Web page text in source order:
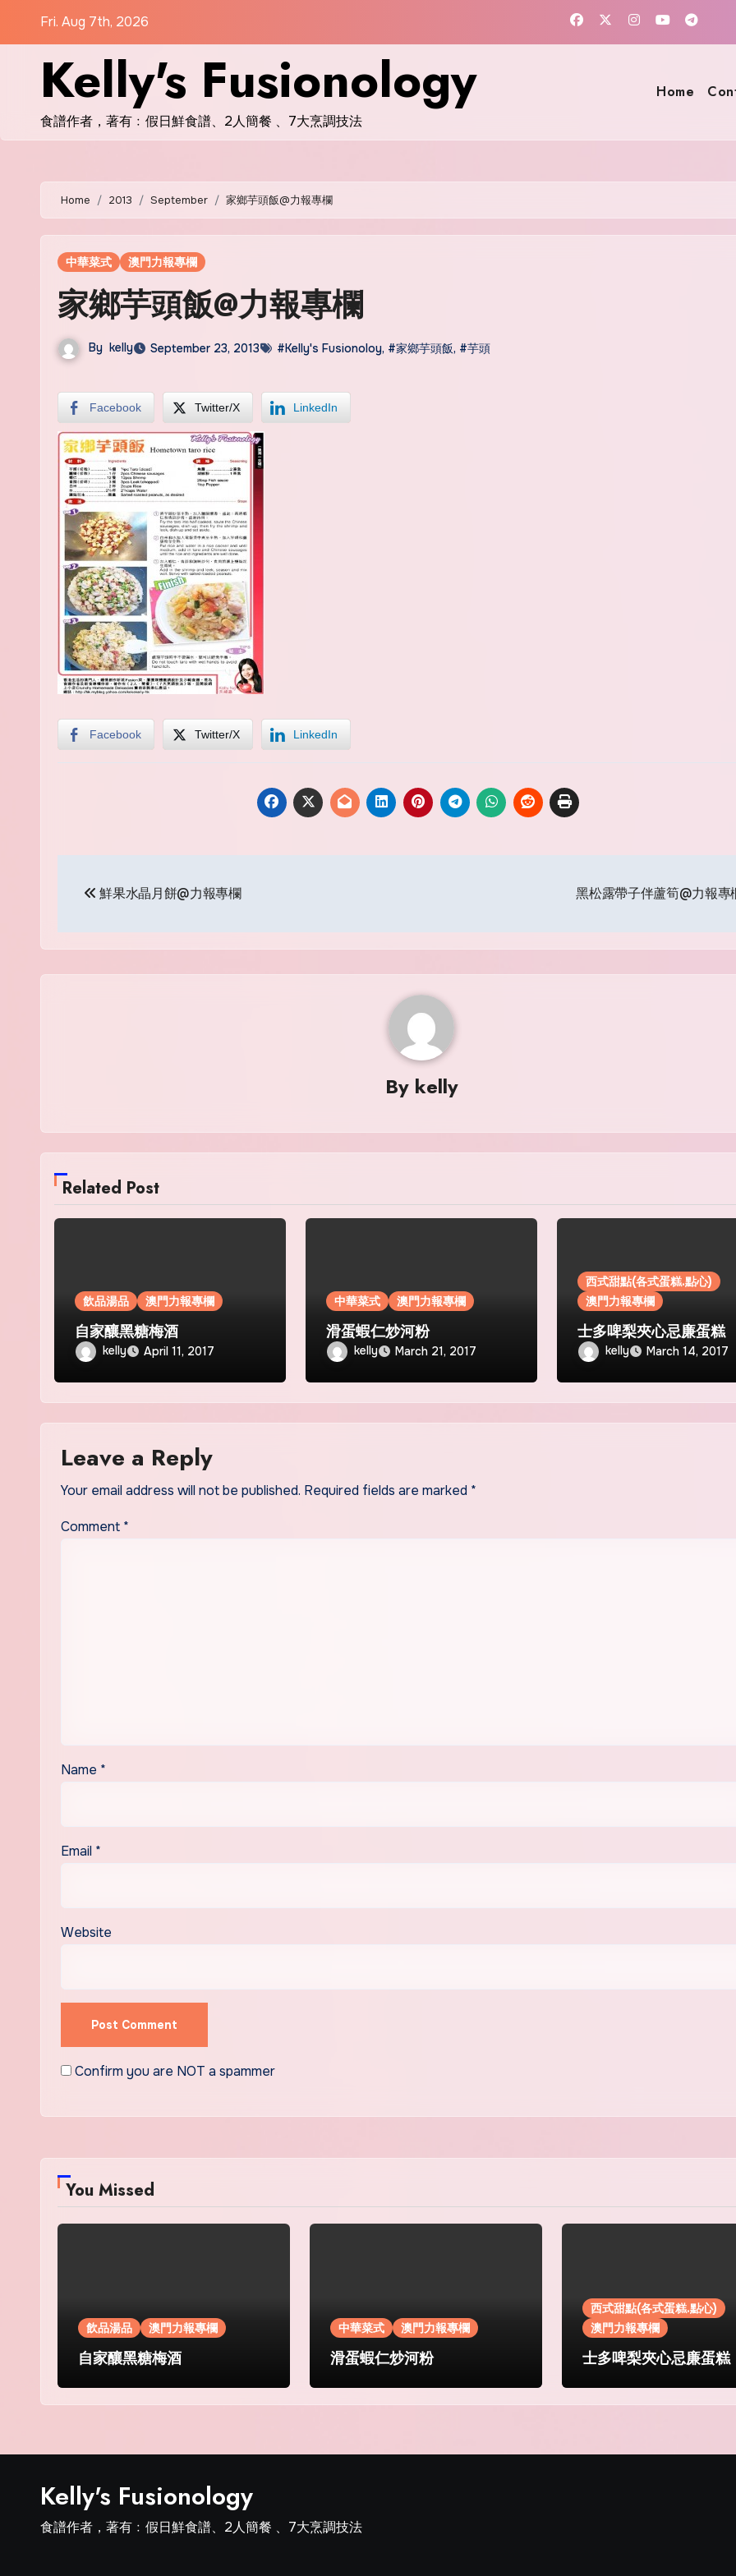
Fri. Aug 7th, 2026
Kelly's Fusionology
食譜作者，著有﹕假日鮮食譜、2人簡餐 、7大烹調技法
Home
Home 2013 September 家鄉芋頭飯@力報專欄
中華菜式 澳門力報專欄
家鄉芋頭飯@力報專欄
By kelly September 23, 2013 #Kelly's Fusionoloy, #家鄉芋頭飯, #芋頭
Facebook Twitter/X LinkedIn
Facebook Twitter/X LinkedIn
navigation
鮮果水晶月餅@力報專欄 黑松露帶子伴蘆筍@力報
By kelly
Related Post
飲品湯品 澳門力報專欄
自家釀黑糖梅酒
kelly April 11, 2017
中華菜式 澳門力報專欄
滑蛋蝦仁炒河粉
kelly March 21, 2017
西式甜點(各式蛋糕.點心)
澳門力報專欄
士多啤梨夾心忌廉蛋糕
kelly March 14, 2017
Leave a Reply
Your email address will not be published. Required fields are marked *
Comment *
Name *
Email *
Website
Confirm you are NOT a spammer
You Missed
飲品湯品 澳門力報專欄
自家釀黑糖梅酒
中華菜式 澳門力報專欄
滑蛋蝦仁炒河粉
西式甜點(各式蛋糕.點心)
澳門力報專欄
士多啤梨夾心忌廉蛋糕
Kelly's Fusionology
食譜作者，著有﹕假日鮮食譜、2人簡餐 、7大烹調技法